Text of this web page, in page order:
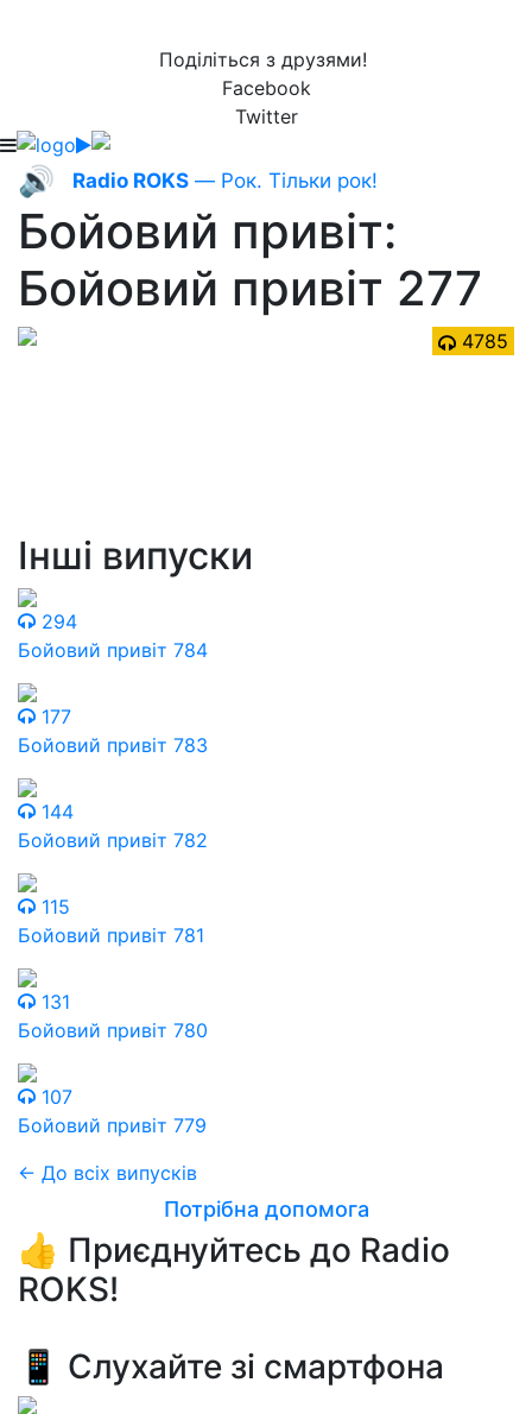
Поділіться з друзями!
Facebook
Twitter
🔊 Radio ROKS — Рок. Тільки рок!
Бойовий привіт:
Бойовий привіт 277
4785
Інші випуски
294
Бойовий привіт 784
177
Бойовий привіт 783
144
Бойовий привіт 782
115
Бойовий привіт 781
131
Бойовий привіт 780
107
Бойовий привіт 779
← До всіх випусків
Потрібна допомога
👍 Приєднуйтесь до Radio
ROKS!
📱 Слухайте зі смартфона